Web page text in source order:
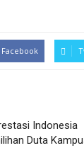
Facebook
Indonesia
Duta